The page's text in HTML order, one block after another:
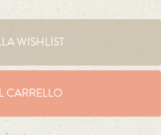
WISHLIST
CARRELLO